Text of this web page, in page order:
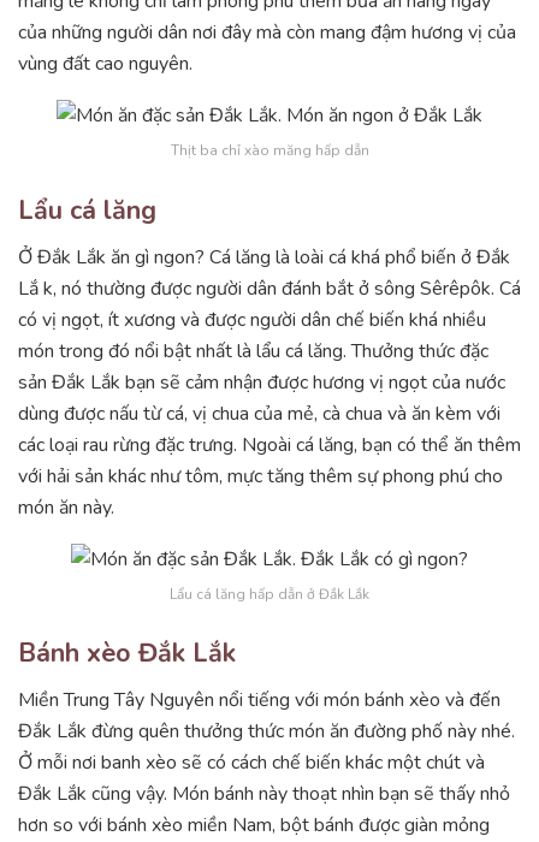
của những người dân nơi đây mà còn mang đậm hương vị của
vùng đất cao nguyên.
Thịt ba chỉ xào măng hấp dẫn
Lẩu cá lăng
Ở Đắk Lắk ăn gì ngon? Cá lăng là loài cá khá phổ biến ở Đắk
Lắ k, nó thường được người dân đánh bắt ở sông Sêrêpôk. Cá
có vị ngọt, ít xương và được người dân chế biến khá nhiều
món trong đó nổi bật nhất là lẩu cá lăng. Thưởng thức đặc
sản Đắk Lắk bạn sẽ cảm nhận được hương vị ngọt của nước
dùng được nấu từ cá, vị chua của mẻ, cà chua và ăn kèm với
các loại rau rừng đặc trưng. Ngoài cá lăng, bạn có thể ăn thêm
với hải sản khác như tôm, mực tăng thêm sự phong phú cho
món ăn này.
Lẩu cá lăng hấp dẫn ở Đắk Lắk
Bánh xèo Đắk Lắk
Miền Trung Tây Nguyên nổi tiếng với món bánh xèo và đến
Đắk Lắk đừng quên thưởng thức món ăn đường phố này nhé.
Ở mỗi nơi banh xèo sẽ có cách chế biến khác một chút và
Đắk Lắk cũng vậy. Món bánh này thoạt nhìn bạn sẽ thấy nhỏ
hơn so với bánh xèo miền Nam, bột bánh được giàn mỏng